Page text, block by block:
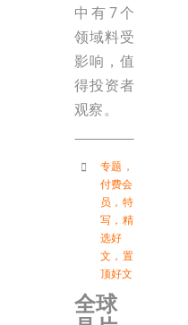
中有7个
领域料受
影响，值
得投资者
观察。
专题 ，
付费会
员 ， 特
写 ， 精
选好
文 ， 置
顶好文
全球